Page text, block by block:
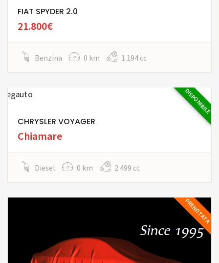
FIAT SPYDER 2.0
21.800€
Benzina 0 km 1 194 cc
DISPONIBILE
CHRYSLER VOYAGER
Chiamare
Diesel 0 km 2 499 cc
PRENOTATA